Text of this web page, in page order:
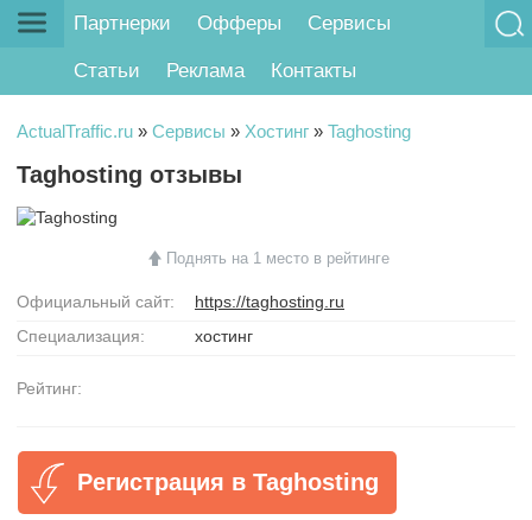
Партнерки Офферы Сервисы
Статьи Реклама Контакты
ActualTraffic.ru » Сервисы » Хостинг » Taghosting
Taghosting отзывы
Поднять на 1 место в рейтинге
Официальный сайт:
https://taghosting.ru
Специализация:
хостинг
Рейтинг:
Регистрация в Taghosting